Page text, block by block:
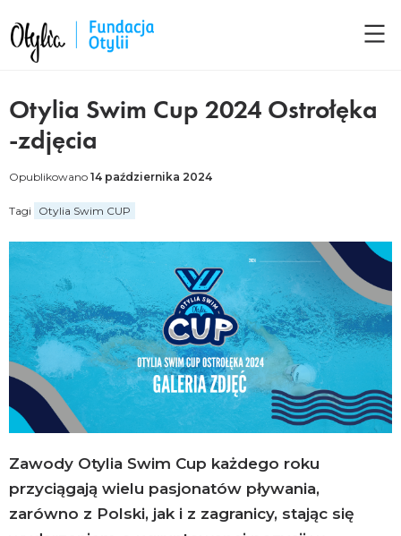
Otylia Swim Cup 2024 Ostrołęka
-zdjęcia
Opublikowano 14 października 2024
Tagi Otylia Swim CUP
Facebook
LinkedIn
Twitter
Email
Copy
Link
Zawody Otylia Swim Cup każdego roku
przyciągają wielu pasjonatów pływania,
zarówno z Polski, jak i z zagranicy, stając się